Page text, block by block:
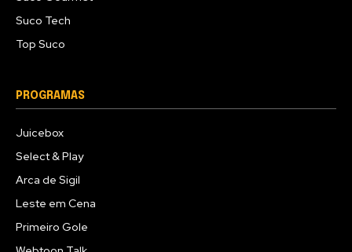
Suco Tech
Top Suco
PROGRAMAS
Juicebox
Select & Play
Arca de Sigil
Leste em Cena
Primeiro Gole